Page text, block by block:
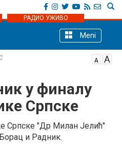
РАДИО УЖИВО
Meni
у финалу
Српске
Српске "Др Милан Јелић"
и Радник.